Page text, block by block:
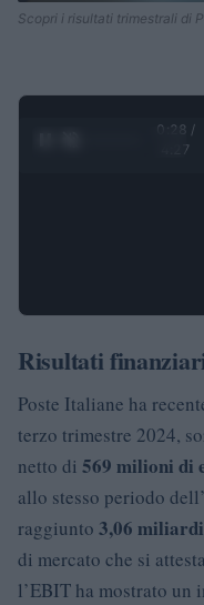
Scopri i risultati trimestrali di
0:28 /
4:27
Risultati
Poste Italiane ha
terzo trimestre 2024,
netto di 569 milioni di
allo stesso periodo
raggiunto 3,06
di mercato che si
l’EBIT ha mostrato un